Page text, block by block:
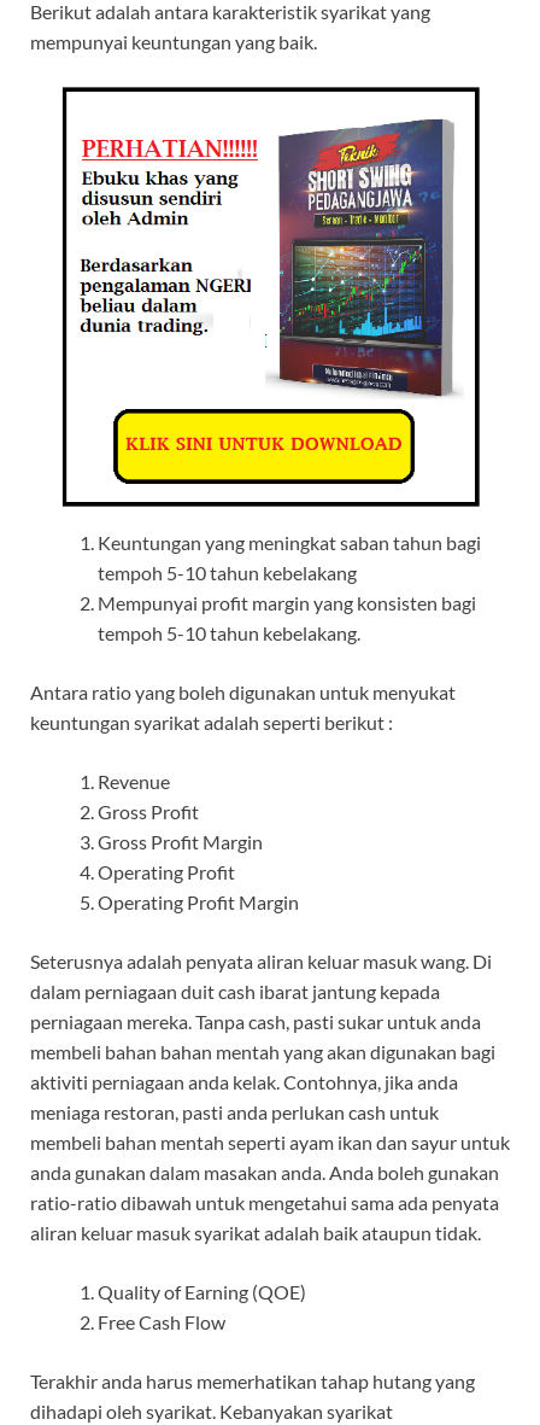
Berikut adalah antara karakteristik syarikat yang
mempunyai keuntungan yang baik.
Keuntungan yang meningkat saban tahun bagi
tempoh 5-10 tahun kebelakang
Mempunyai profit margin yang konsisten bagi
tempoh 5-10 tahun kebelakang.
Antara ratio yang boleh digunakan untuk menyukat
keuntungan syarikat adalah seperti berikut :
Revenue
Gross Profit
Gross Profit Margin
Operating Profit
Operating Profit Margin
Seterusnya adalah penyata aliran keluar masuk wang. Di
dalam perniagaan duit cash ibarat jantung kepada
perniagaan mereka. Tanpa cash, pasti sukar untuk anda
membeli bahan bahan mentah yang akan digunakan bagi
aktiviti perniagaan anda kelak. Contohnya, jika anda
meniaga restoran, pasti anda perlukan cash untuk
membeli bahan mentah seperti ayam ikan dan sayur untuk
anda gunakan dalam masakan anda. Anda boleh gunakan
ratio-ratio dibawah untuk mengetahui sama ada penyata
aliran keluar masuk syarikat adalah baik ataupun tidak.
Quality of Earning (QOE)
Free Cash Flow
Terakhir anda harus memerhatikan tahap hutang yang
dihadapi oleh syarikat. Kebanyakan syarikat